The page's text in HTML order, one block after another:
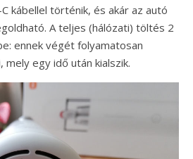
kábellel történik, és akár az autó
A teljes (hálózati) töltés 2
ennek végét folyamatosan
egy idő után kialszik.